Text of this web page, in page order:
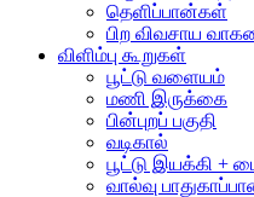
தெளிப்பான்கள்
பிற விவசாய
விளிம்பு கூறுகள்
பூட்டு வளையம்
மணி இருக்கை
பின்புறப் பகுதி
வடிகால்
பூட்டு இயக்கி +
வால்வு